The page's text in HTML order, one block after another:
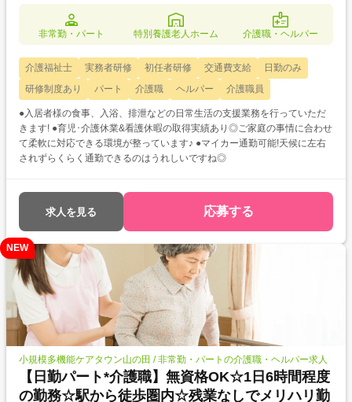
非常勤・パート 特別養護老人ホーム 介護職・ヘルパー
介護福祉士 実務者研修 初任者研修 交通費支給
日勤のみ
研修制度あり
パート 介護職 ヘルパー 介護職員
●入居者様の食事、入浴、排泄などの日常生活の支援業務を行っていただ
きます! ●育児･介護休業&看護休暇の取得実績あり◎ご家庭の事情に合わせ
て柔軟に対応できる環境が整っています♪ ●マイカー通勤可能!天候に左右
されずらくらく通勤できるのはうれしいですね◎
求人を見る 応募する
NEW
小規模多機能ケアタウン山の田 / 非常勤・パートの介護職・ヘルパー求人
【日勤パート*介護職】無資格OK☆1日6時間程度
の勤務☆駅から徒歩圏内☆残業なしでメリハリ勤